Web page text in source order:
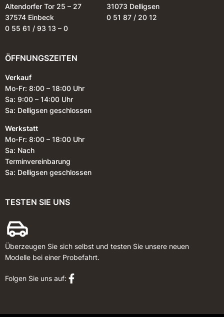
Altendorfer Tor 25 – 27
37574 Einbeck
0 55 61 / 93 13 – 0
31073 Delligsen
0 51 87 / 20 12
ÖFFNUNGSZEITEN
Verkauf
Mo-Fr: 8:00 – 18:00 Uhr
Sa: 9:00 – 14:00 Uhr
Sa: Delligsen geschlossen
Werkstatt
Mo-Fr: 8:00 – 18:00 Uhr
Sa: Nach
Terminvereinbarung
Sa: Delligsen geschlossen
TESTEN SIE UNS
Überzeugen Sie sich selbst und testen Sie unsere neuen
Modelle bei einer Probefahrt.
Folgen Sie uns auf: